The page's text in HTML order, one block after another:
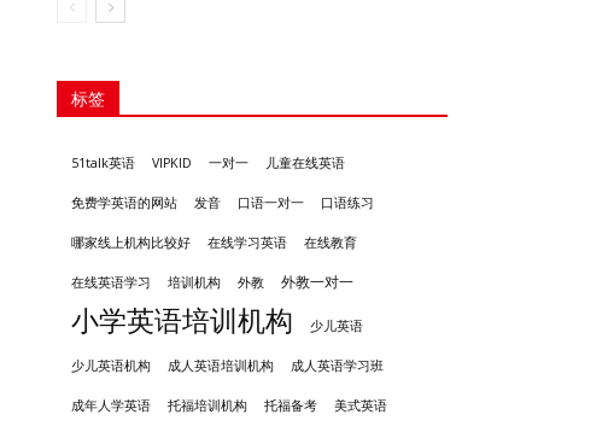
标签
51talk英语 VIPKID 一对一 儿童在线英语
免费学英语的网站 发音 口语一对一 口语练习
哪家线上机构比较好 在线学习英语 在线教育
在线英语学习 培训机构 外教 外教一对一
小学英语培训机构 少儿英语
少儿英语机构 成人英语培训机构 成人英语学习班
成年人学英语 托福培训机构 托福备考 美式英语